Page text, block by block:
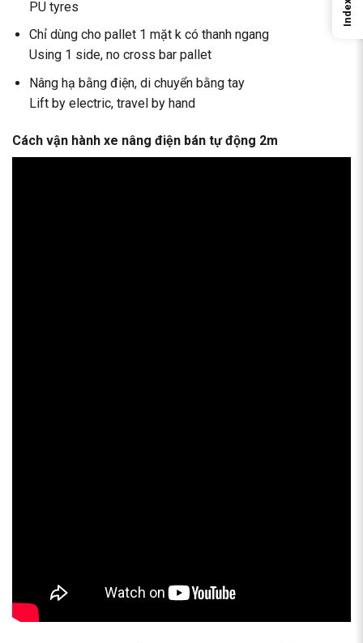
PU tyres
Chỉ dùng cho pallet 1 mặt k có thanh ngang
Using 1 side, no cross bar pallet
Nâng hạ bằng điện, di chuyển bằng tay
Lift by electric, travel by hand
Cách vận hành xe nâng điện bán tự động 2m
Index